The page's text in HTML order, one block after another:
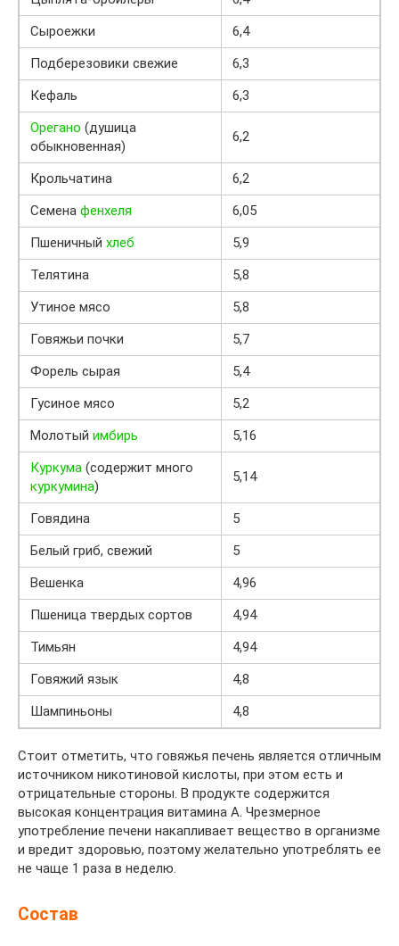
Сыроежки
6,4
Подберезовики свежие
6,3
Кефаль
6,3
Орегано (душица
обыкновенная)
6,2
Крольчатина
6,2
Семена фенхеля
6,05
Пшеничный хлеб
5,9
Телятина
5,8
Утиное мясо
5,8
Говяжьи почки
5,7
Форель сырая
5,4
Гусиное мясо
5,2
Молотый имбирь
5,16
Куркума (содержит много
куркумина)
5,14
Говядина
5
Белый гриб, свежий
5
Вешенка
4,96
Пшеница твердых сортов
4,94
Тимьян
4,94
Говяжий язык
4,8
Шампиньоны
4,8
Стоит отметить, что говяжья печень является отличным
источником никотиновой кислоты, при этом есть и
отрицательные стороны. В продукте содержится
высокая концентрация витамина A. Чрезмерное
употребление печени накапливает вещество в организме
и вредит здоровью, поэтому желательно употреблять ее
не чаще 1 раза в неделю.
Состав